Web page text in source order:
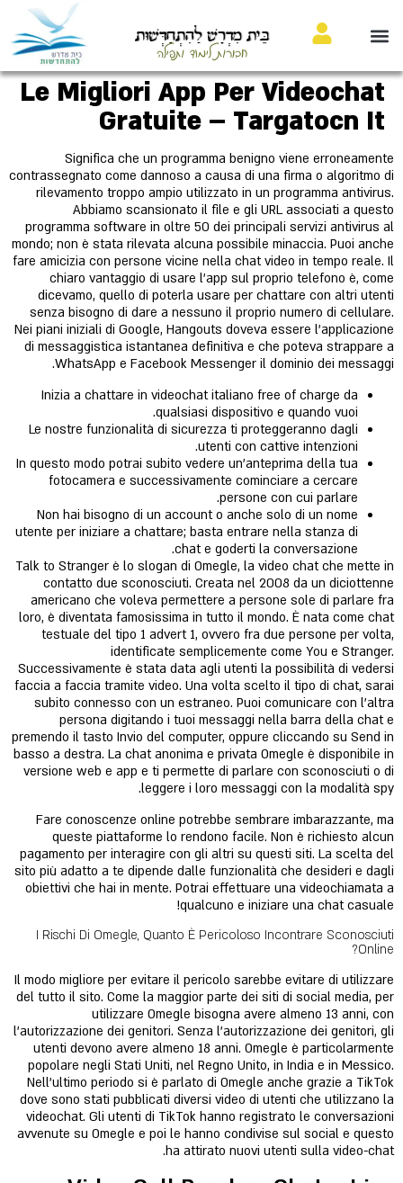
בֵּית מִדְרָשׁ לַהִתְחַדְּשׁוּת
חבורות לימוד ותפילה
Le Migliori App Per Videochat
Gratuite – Targatocn It
Significa che un programma benigno viene erroneamente
contrassegnato come dannoso a causa di una firma o algoritmo di
rilevamento troppo ampio utilizzato in un programma antivirus.
Abbiamo scansionato il file e gli URL associati a questo
programma software in oltre 50 dei principali servizi antivirus al
mondo; non è stata rilevata alcuna possibile minaccia. Puoi anche
fare amicizia con persone vicine nella chat video in tempo reale. Il
chiaro vantaggio di usare l’app sul proprio telefono è, come
dicevamo, quello di poterla usare per chattare con altri utenti
senza bisogno di dare a nessuno il proprio numero di cellulare.
Nei piani iniziali di Google, Hangouts doveva essere l’applicazione
di messaggistica istantanea definitiva e che poteva strappare a
WhatsApp e Facebook Messenger il dominio dei messaggi.
Inizia a chattare in videochat italiano free of charge da
qualsiasi dispositivo e quando vuoi.
Le nostre funzionalità di sicurezza ti proteggeranno dagli
utenti con cattive intenzioni.
In questo modo potrai subito vedere un'anteprima della tua
fotocamera e successivamente cominciare a cercare
persone con cui parlare.
Non hai bisogno di un account o anche solo di un nome
utente per iniziare a chattare; basta entrare nella stanza di
chat e goderti la conversazione.
Talk to Stranger è lo slogan di Omegle, la video chat che mette in
contatto due sconosciuti. Creata nel 2008 da un diciottenne
americano che voleva permettere a persone sole di parlare fra
loro, è diventata famosissima in tutto il mondo. È nata come chat
testuale del tipo 1 advert 1, ovvero fra due persone per volta,
identificate semplicemente come You e Stranger.
Successivamente è stata data agli utenti la possibilità di vedersi
faccia a faccia tramite video. Una volta scelto il tipo di chat, sarai
subito connesso con un estraneo. Puoi comunicare con l’altra
persona digitando i tuoi messaggi nella barra della chat e
premendo il tasto Invio del computer, oppure cliccando su Send in
basso a destra. La chat anonima e privata Omegle è disponibile in
versione web e app e ti permette di parlare con sconosciuti o di
leggere i loro messaggi con la modalità spy.
Fare conoscenze online potrebbe sembrare imbarazzante, ma
queste piattaforme lo rendono facile. Non è richiesto alcun
pagamento per interagire con gli altri su questi siti. La scelta del
sito più adatto a te dipende dalle funzionalità che desideri e dagli
obiettivi che hai in mente. Potrai effettuare una videochiamata a
qualcuno e iniziare una chat casuale!
I Rischi Di Omegle, Quanto È Pericoloso Incontrare Sconosciuti
Online?
Il modo migliore per evitare il pericolo sarebbe evitare di utilizzare
del tutto il sito. Come la maggior parte dei siti di social media, per
utilizzare Omegle bisogna avere almeno 13 anni, con
l’autorizzazione dei genitori. Senza l'autorizzazione dei genitori, gli
utenti devono avere almeno 18 anni. Omegle è particolarmente
popolare negli Stati Uniti, nel Regno Unito, in India e in Messico.
Nell’ultimo periodo si è parlato di Omegle anche grazie a TikTok
dove sono stati pubblicati diversi video di utenti che utilizzano la
videochat. Gli utenti di TikTok hanno registrato le conversazioni
avvenute su Omegle e poi le hanno condivise sul social e questo
ha attirato nuovi utenti sulla video-chat.